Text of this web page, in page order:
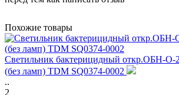
Похожие товары
Светильник бактерицидный откр.ОБН-
(без ламп) TDM SQ0374-0002
..
2